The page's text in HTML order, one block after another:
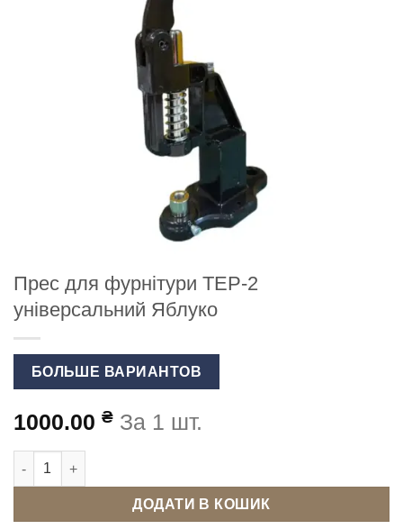
Прес для фурнітури ТЕР-2
універсальний Яблуко
БОЛЬШЕ ВАРИАНТОВ
1000.00 ₴ За 1 шт.
Прес для фурнітури ТЕР-2 універсальний Яблуко кількість
ДОДАТИ В КОШИК